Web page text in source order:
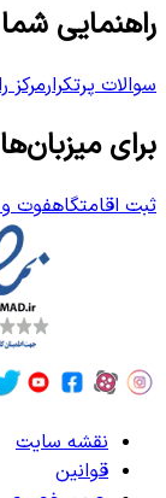
راهنمایی شما
سوالات پرتکرارمرکز
برای میزبان‌ها
ثبت اقامتگاهفوت و
نقشه سایت
قوانین